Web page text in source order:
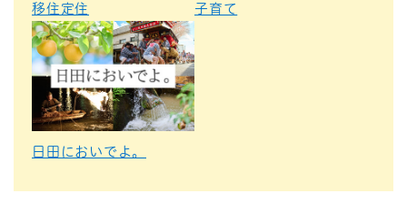
移住定住 子育て
日田においでよ。